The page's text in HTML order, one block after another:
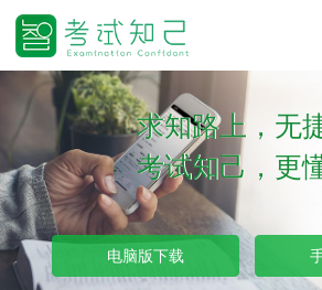
求知路上，无
考试知己，更
电脑版下载